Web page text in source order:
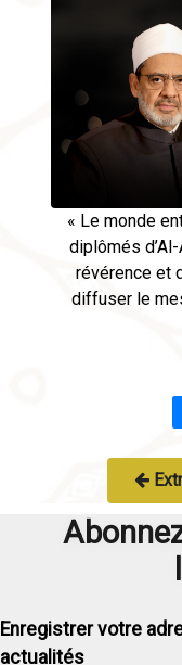
« Le monde
diplômés
révérence et
diffuser le
Enregistrer votre
actualités